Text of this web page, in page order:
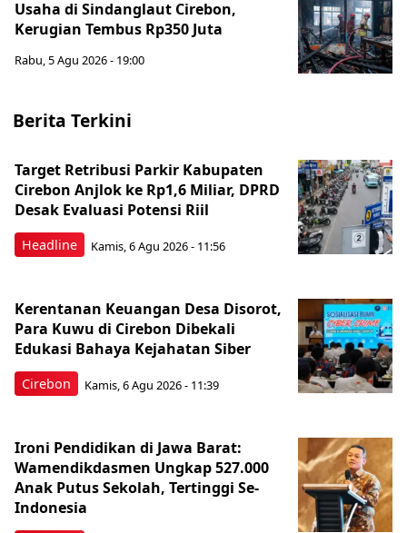
Usaha di Sindanglaut Cirebon,
Kerugian Tembus Rp350 Juta
Rabu, 5 Agu 2026 - 19:00
Berita Terkini
Headline
Target Retribusi Parkir Kabupaten
Cirebon Anjlok ke Rp1,6 Miliar, DPRD
Desak Evaluasi Potensi Riil
Kamis, 6 Agu 2026 - 11:56
Cirebon
Kerentanan Keuangan Desa Disorot,
Para Kuwu di Cirebon Dibekali
Edukasi Bahaya Kejahatan Siber
Kamis, 6 Agu 2026 - 11:39
Ironi Pendidikan di Jawa Barat:
Wamendikdasmen Ungkap 527.000
Anak Putus Sekolah, Tertinggi Se-
Indonesia